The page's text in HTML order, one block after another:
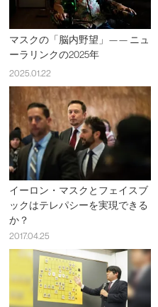
マスクの「脳内野望」—— ニュ
ーラリンクの2025年
2025.01.22
イーロン・マスクとフェイスブ
ックはテレパシーを実現できる
か？
2017.04.25